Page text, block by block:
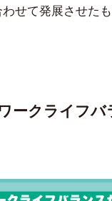
わせて発展させた
ークライフバ